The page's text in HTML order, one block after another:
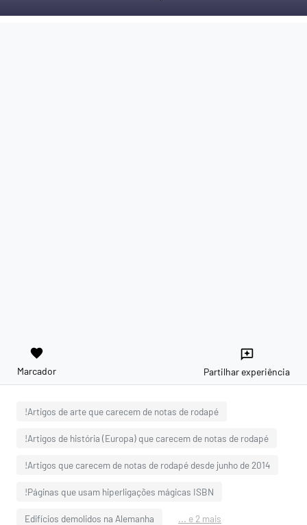
favorite
Marcador
reviews
Partilhar experiência
!Artigos de arte que carecem de notas de rodapé
!Artigos de história (Europa) que carecem de notas de rodapé
!Artigos que carecem de notas de rodapé desde junho de 2014
!Páginas que usam hiperligações mágicas ISBN
Edifícios demolidos na Alemanha ... e 2 mais